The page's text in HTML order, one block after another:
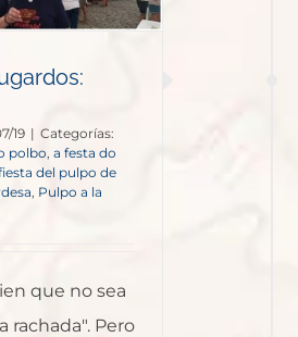
19 | Categorías:
polbo a festa do
del pulpo de
, Pulpo a la
que no sea
rachada". Pero